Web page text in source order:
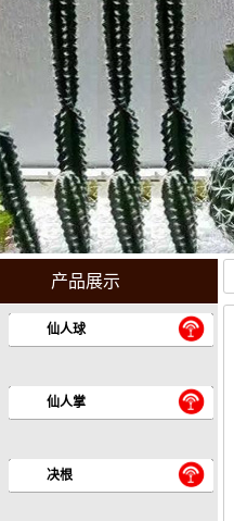
产品展示
仙人球
仙人掌
决根